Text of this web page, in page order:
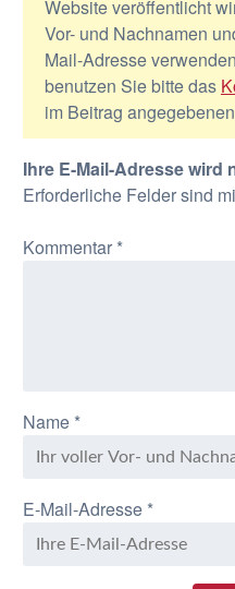
Website veröffentlicht
Vor- und Nachnamen
Mail-Adresse
benutzen Sie bitte das
im Beitrag
Ihre E-Mail-Adresse wird
Erforderliche Felder sind
Kommentar *
Name *
E-Mail-Adresse *